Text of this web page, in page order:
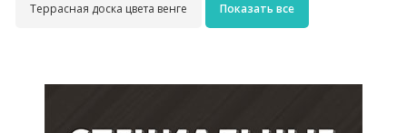
Террасная доска цвета венге Показать все